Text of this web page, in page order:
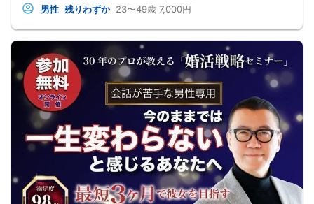
・確認書類を提示頂けない場合はご参加をお断りする場合も御座いますので予め
ご了承下さいませ。
・直前の申込みや当日のキャンセルにより男女比が偏る可能性がございますこと
をご了承ください。
・最小催行人数 1対1、最大20名（男女比調整のため定員になる前にキャンセル待
ちとなる場合がございます）
・イベント開催時刻１時間前迄に最小催行人数に満たない場合は中止のご連絡を
差し上げます。
男性 残りわずか 23〜49歳 7,000円